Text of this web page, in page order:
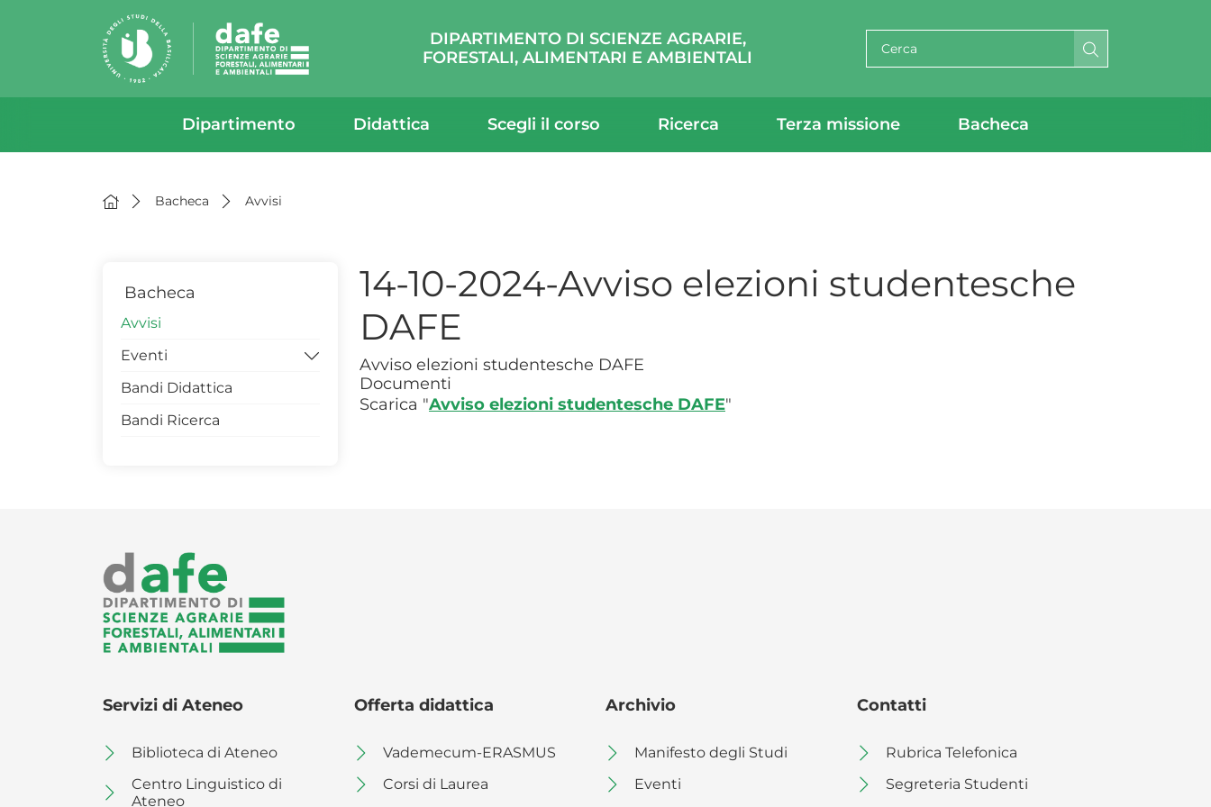
DIPARTIMENTO DI SCIENZE AGRARIE,
FORESTALI, ALIMENTARI E AMBIENTALI
Dipartimento Didattica Scegli il corso Ricerca Terza missione Bacheca
Bacheca Avvisi
14-10-2024-Avviso elezioni studentesche
DAFE
Avviso elezioni studentesche DAFE
Documenti
Scarica "Avviso elezioni studentesche DAFE"
Bacheca
Avvisi
Eventi
Workshop
Convegni
Bandi Didattica
Bandi Ricerca
Servizi di Ateneo
Biblioteca di Ateneo
Centro Linguistico di
Ateneo
Offerta didattica
Vademecum-ERASMUS
Corsi di Laurea
Archivio
Manifesto degli Studi
Eventi
Contatti
Rubrica Telefonica
Segreteria Studenti